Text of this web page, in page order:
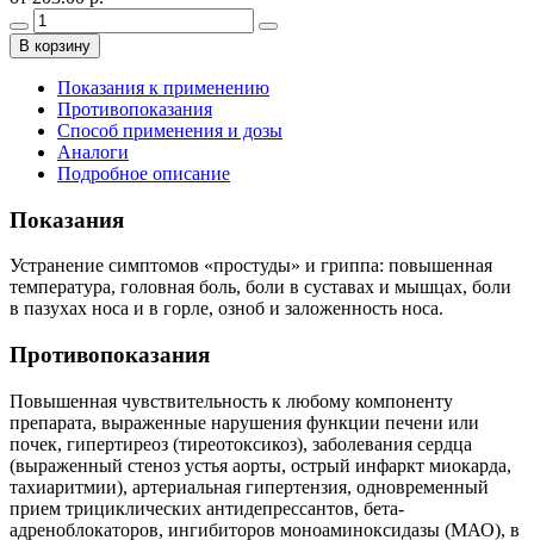
В корзину
Показания к применению
Противопоказания
Способ применения и дозы
Аналоги
Подробное описание
Показания
Устранение симптомов «простуды» и гриппа: повышенная
температура, головная боль, боли в суставах и мышцах, боли
в пазухах носа и в горле, озноб и заложенность носа.
Противопоказания
Повышенная чувствительность к любому компоненту
препарата, выраженные нарушения функции печени или
почек, гипертиреоз (тиреотоксикоз), заболевания сердца
(выраженный стеноз устья аорты, острый инфаркт миокарда,
тахиаритмии), артериальная гипертензия, одновременный
прием трициклических антидепрессантов, бета-
адреноблокаторов, ингибиторов моноаминоксидазы (МАО), в